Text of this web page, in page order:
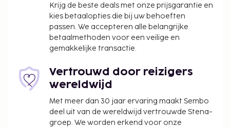
Krijg de beste deals met onze prijsgarantie en
kies betaalopties die bij uw behoeften
passen. We accepteren alle belangrijke
betaalmethoden voor een veilige en
gemakkelijke transactie.
Vertrouwd door reizigers
wereldwijd
Met meer dan 30 jaar ervaring maakt Sembo
deel uit van de wereldwijd vertrouwde Stena-
groep. We worden erkend voor onze